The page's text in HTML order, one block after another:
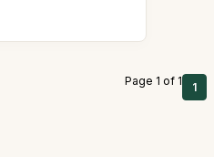
Page 1 of 1 1